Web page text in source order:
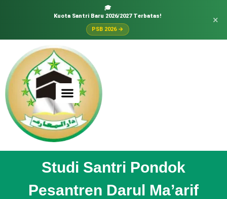
🎓
Kuota Santri Baru 2026/2027 Terbatas!
PSB 2026 →
×
Studi Santri Pondok
Pesantren Darul Ma’arif